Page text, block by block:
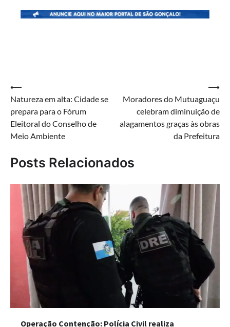
Navegação
de
Post
⟵
Natureza em alta: Cidade se
prepara para o Fórum
Eleitoral do Conselho de
Meio Ambiente
Moradores do Mutuaguaçu
celebram diminuição de
alagamentos graças às obras
da Prefeitura
⟶
Posts Relacionados
Operação Contenção: Polícia Civil realiza